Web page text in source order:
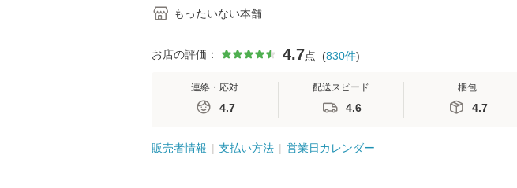
もったいない本舗
お店の評価： 4.7点 (830件)
連絡・応対
4.7
配送スピード
4.6
梱包
4.7
販売者情報 支払い方法 営業日カレンダー